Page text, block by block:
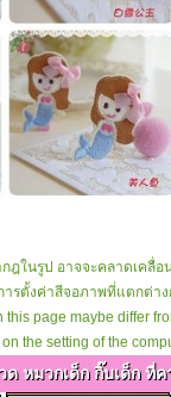
ฎในรูป อาจจะคลาดเคลื่อ
ารตั้งค่าสีจอภาพที่แตกต่า
this page maybe differ
the setting of the
ด หมวกเด็ก กิ๊บเด็ก ที่ค